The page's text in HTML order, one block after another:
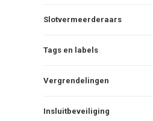
Slotvermeerderaars
Tags en labels
Vergrendelingen
Insluitbeveiliging